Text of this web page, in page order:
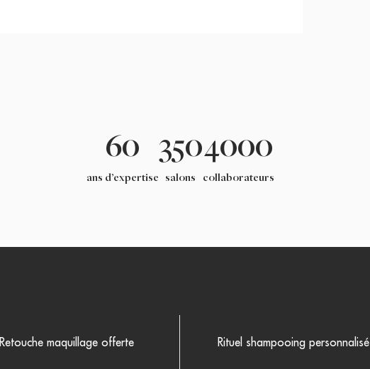
60
ans d’expertise
350
salons
4000
collaborateurs
Retouche maquillage offerte Rituel shampooing personnalisé